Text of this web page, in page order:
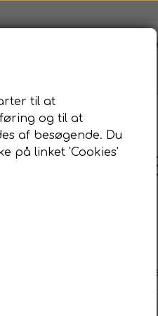
🏫Dans og udtryk i
ud fra
deltagerne kan
er en øjenåbner for
kan, lave en seværdig
til at
og til at
af besøgende. Du
på linket 'Cookies'